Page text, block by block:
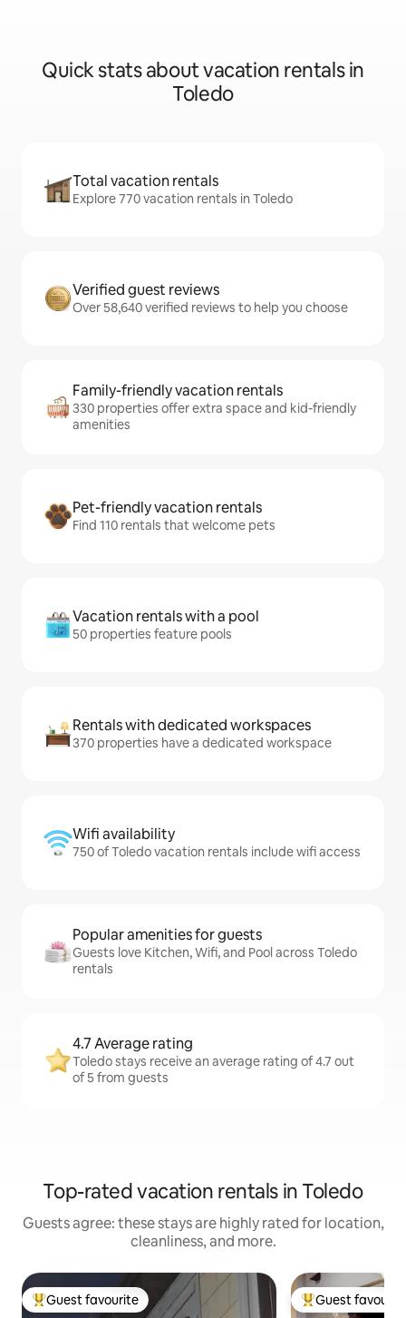
Quick stats about vacation rentals in
Toledo
Total vacation rentals
Explore 770 vacation rentals in Toledo
Verified guest reviews
Over 58,640 verified reviews to help you choose
Family-friendly vacation rentals
330 properties offer extra space and kid-friendly
amenities
Pet-friendly vacation rentals
Find 110 rentals that welcome pets
Vacation rentals with a pool
50 properties feature pools
Rentals with dedicated workspaces
370 properties have a dedicated workspace
Wifi availability
750 of Toledo vacation rentals include wifi access
Popular amenities for guests
Guests love Kitchen, Wifi, and Pool across Toledo
rentals
4.7 Average rating
Toledo stays receive an average rating of 4.7 out
of 5 from guests
Top-rated vacation rentals in Toledo
Guests agree: these stays are highly rated for location,
cleanliness, and more.
Top guest favourite
Guest favourite Top guest
Guest